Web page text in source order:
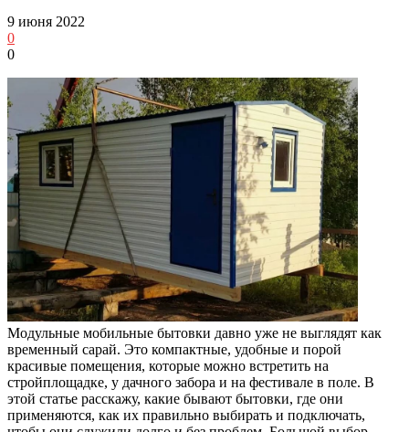
9 июня 2022
0
0
Модульные мобильные бытовки давно уже не выглядят как
временный сарай. Это компактные, удобные и порой
красивые помещения, которые можно встретить на
стройплощадке, у дачного забора и на фестивале в поле. В
этой статье расскажу, какие бывают бытовки, где они
применяются, как их правильно выбирать и подключать,